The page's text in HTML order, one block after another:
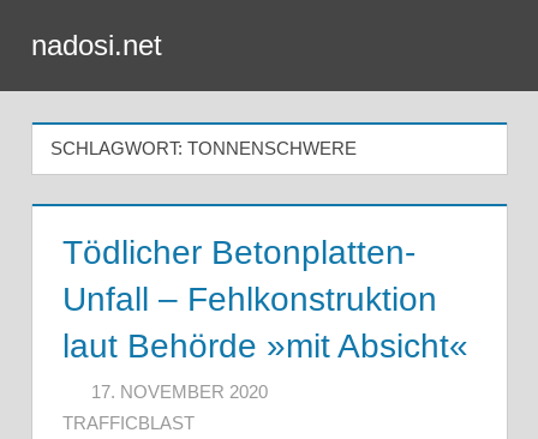
Inhalt
springen
nadosi.net
SCHLAGWORT: TONNENSCHWERE
Tödlicher Betonplatten-
Unfall – Fehlkonstruktion
laut Behörde »mit Absicht«
17. NOVEMBER 2020
TRAFFICBLAST